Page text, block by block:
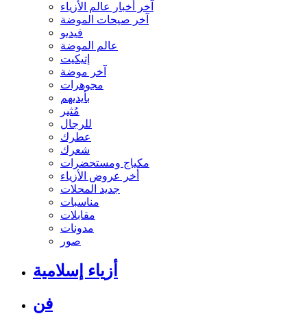
آخر أخبار عالم الأزياء
آخر صيحات الموضة
فيديو
عالم الموضة
إتيكيت
آخر موضة
مجوهرات
بأيديهم
مُثير
للرجال
عطرك
شعرك
مكياج ومستحضرات
أخر عروض الأزياء
جديد المحلات
مناسبات
مقابلات
مدونات
صور
أزياء إسلامية
فن